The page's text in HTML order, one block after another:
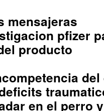
mensajeras
pfizer
producto
en el perro